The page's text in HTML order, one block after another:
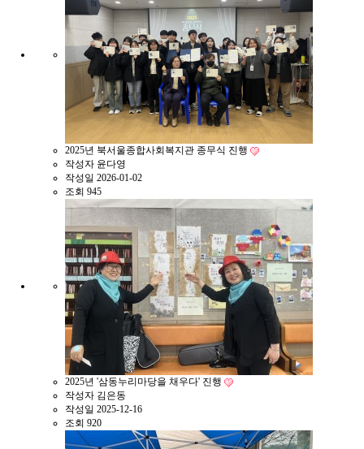
2025년 북서울종합사회복지관 종무식 진행
작성자 윤다영
작성일 2026-01-02
조회 945
2025년 '삼동누리마당을 채우다' 진행
작성자 김은동
작성일 2025-12-16
조회 920